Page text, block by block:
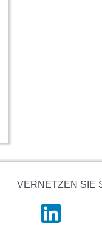
VERNETZEN SIE